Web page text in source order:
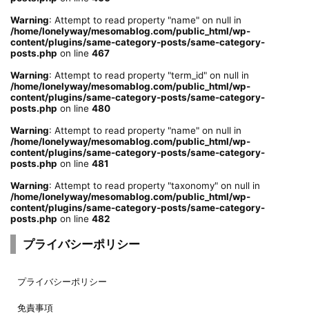
Warning: Attempt to read property "name" on null in
/home/lonelyway/mesomablog.com/public_html/wp-
content/plugins/same-category-posts/same-category-
posts.php on line 467
Warning: Attempt to read property "term_id" on null in
/home/lonelyway/mesomablog.com/public_html/wp-
content/plugins/same-category-posts/same-category-
posts.php on line 480
Warning: Attempt to read property "name" on null in
/home/lonelyway/mesomablog.com/public_html/wp-
content/plugins/same-category-posts/same-category-
posts.php on line 481
Warning: Attempt to read property "taxonomy" on null in
/home/lonelyway/mesomablog.com/public_html/wp-
content/plugins/same-category-posts/same-category-
posts.php on line 482
プライバシーポリシー
プライバシーポリシー
免責事項